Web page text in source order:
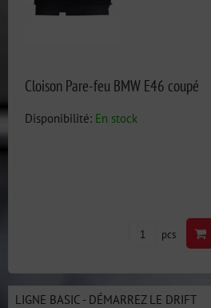
Cloison Pare-feu BMW E46 coupé
Disponibilité: En stock
pcs
LIGNE BASIC - DÉMARREZ LE DRIFT